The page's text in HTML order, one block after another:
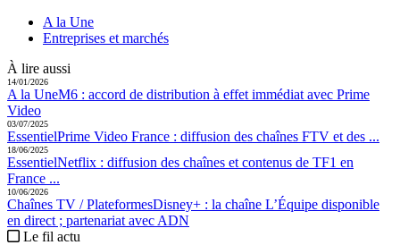
A la Une
Entreprises et marchés
À lire aussi
14/01/2026
A la UneM6 : accord de distribution à effet immédiat avec Prime
Video
03/07/2025
EssentielPrime Video France : diffusion des chaînes FTV et des ...
18/06/2025
EssentielNetflix : diffusion des chaînes et contenus de TF1 en
France ...
10/06/2026
Chaînes TV / PlateformesDisney+ : la chaîne L’Équipe disponible
en direct ; partenariat avec ADN
Le fil actu